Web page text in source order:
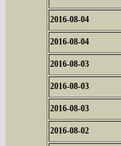
2016-08-04
2016-08-04
2016-08-03
2016-08-03
2016-08-03
2016-08-02